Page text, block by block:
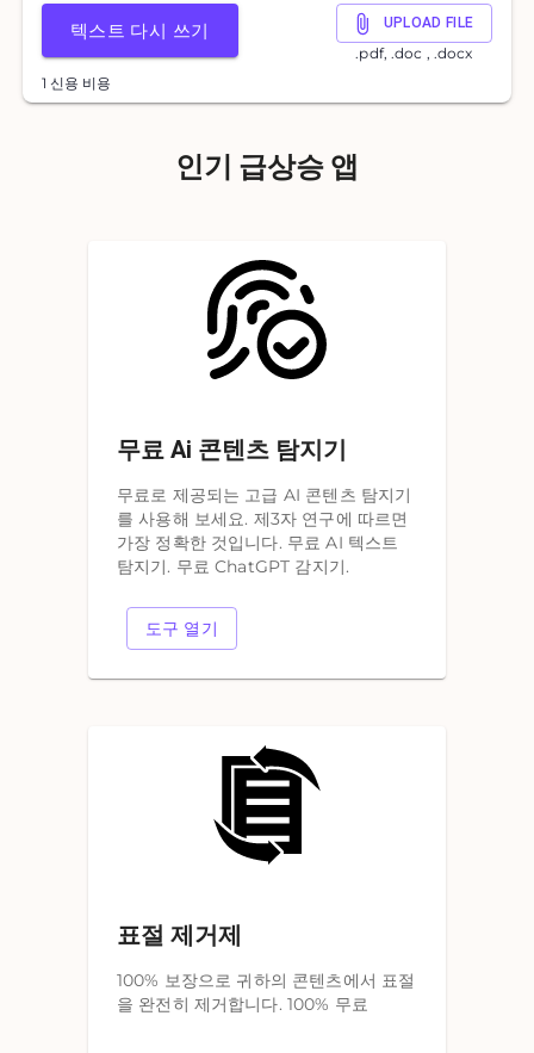
텍스트 다시 쓰기 UPLOAD FILE
.pdf, .doc , .docx
1 신용 비용
인기 급상승 앱
무료 Ai 콘텐츠 탐지기
무료로 제공되는 고급 AI 콘텐츠 탐지기
를 사용해 보세요. 제3자 연구에 따르면
가장 정확한 것입니다. 무료 AI 텍스트
탐지기. 무료 ChatGPT 감지기.
도구 열기
표절 제거제
100% 보장으로 귀하의 콘텐츠에서 표절
을 완전히 제거합니다. 100% 무료